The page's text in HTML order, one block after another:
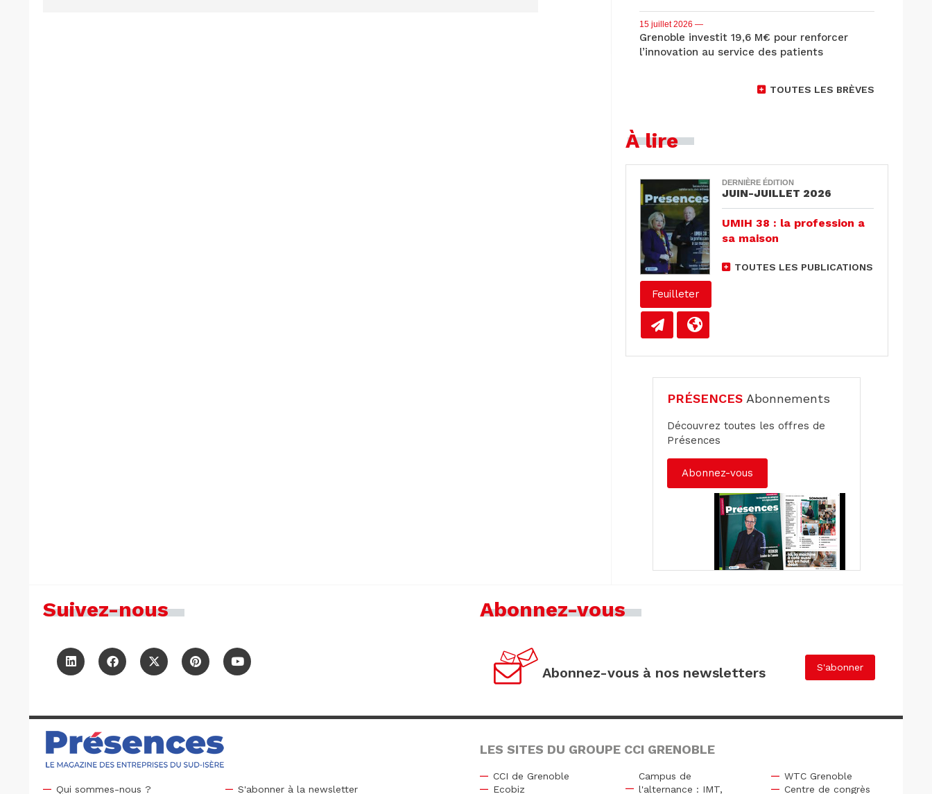
15 juillet 2026 —
Grenoble investit 19,6 M€ pour renforcer
l’innovation au service des patients
TOUTES LES BRÈVES
À lire
Feuilleter
DERNIÈRE ÉDITION
JUIN-JUILLET 2026
UMIH 38 : la profession a
sa maison
TOUTES LES PUBLICATIONS
PRÉSENCES Abonnements
Découvrez toutes les offres de
Présences
Abonnez-vous
Suivez-nous Abonnez-vous
Abonnez-vous à nos newsletters S'abonner
Qui sommes-nous ? S'abonner à la newsletter
LES SITES DU GROUPE CCI GRENOBLE
CCI de Grenoble
Ecobiz
Campus de
l'alternance : IMT,
WTC Grenoble
Centre de congrès